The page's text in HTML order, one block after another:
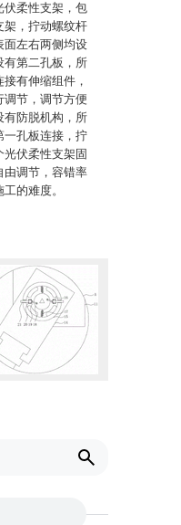
伏柔性支架，包
架，拧动螺纹杆
面左右两侧均设
有第二孔板，所
有伸缩组件，
调节，调节方便
有防脱机构，所
一孔板连接，拧
伏柔性支架固
由调节，容错率
的难度。